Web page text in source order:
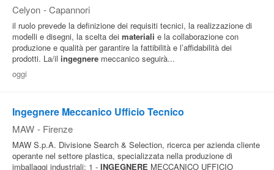
Celyon - Capannori
il ruolo prevede la definizione dei requisiti tecnici, la realizzazione di
modelli e disegni, la scelta dei materiali e la collaborazione con
produzione e qualità per garantire la fattibilità e l’affidabilità dei
prodotti. La/il ingegnere meccanico seguirà...
oggi
Ingegnere Meccanico Ufficio Tecnico
MAW - Firenze
MAW S.p.A. Divisione Search & Selection, ricerca per azienda cliente
operante nel settore plastica, specializzata nella produzione di
imballaggi industriali: 1 - INGEGNERE MECCANICO UFFICIO